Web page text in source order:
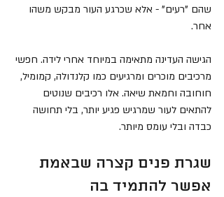
שהם "רעים" - אלא שכרגע העור מבקש משהו
אחר.
הגישה העדינה מתאימה במיוחד אחרי לידה. חפשי
מרכיבים מוכרים ומרגיעים כמו קלנדולה, קמומיל,
חוחובה וחמאת שיאה. אלו רכיבים שנוטים
להתאים לעור שמרגיש פגיע יותר, בלי תחושה
כבדה ובלי עומס מיותר.
שגרת פנים קצרה שבאמת
אפשר להתמיד בה